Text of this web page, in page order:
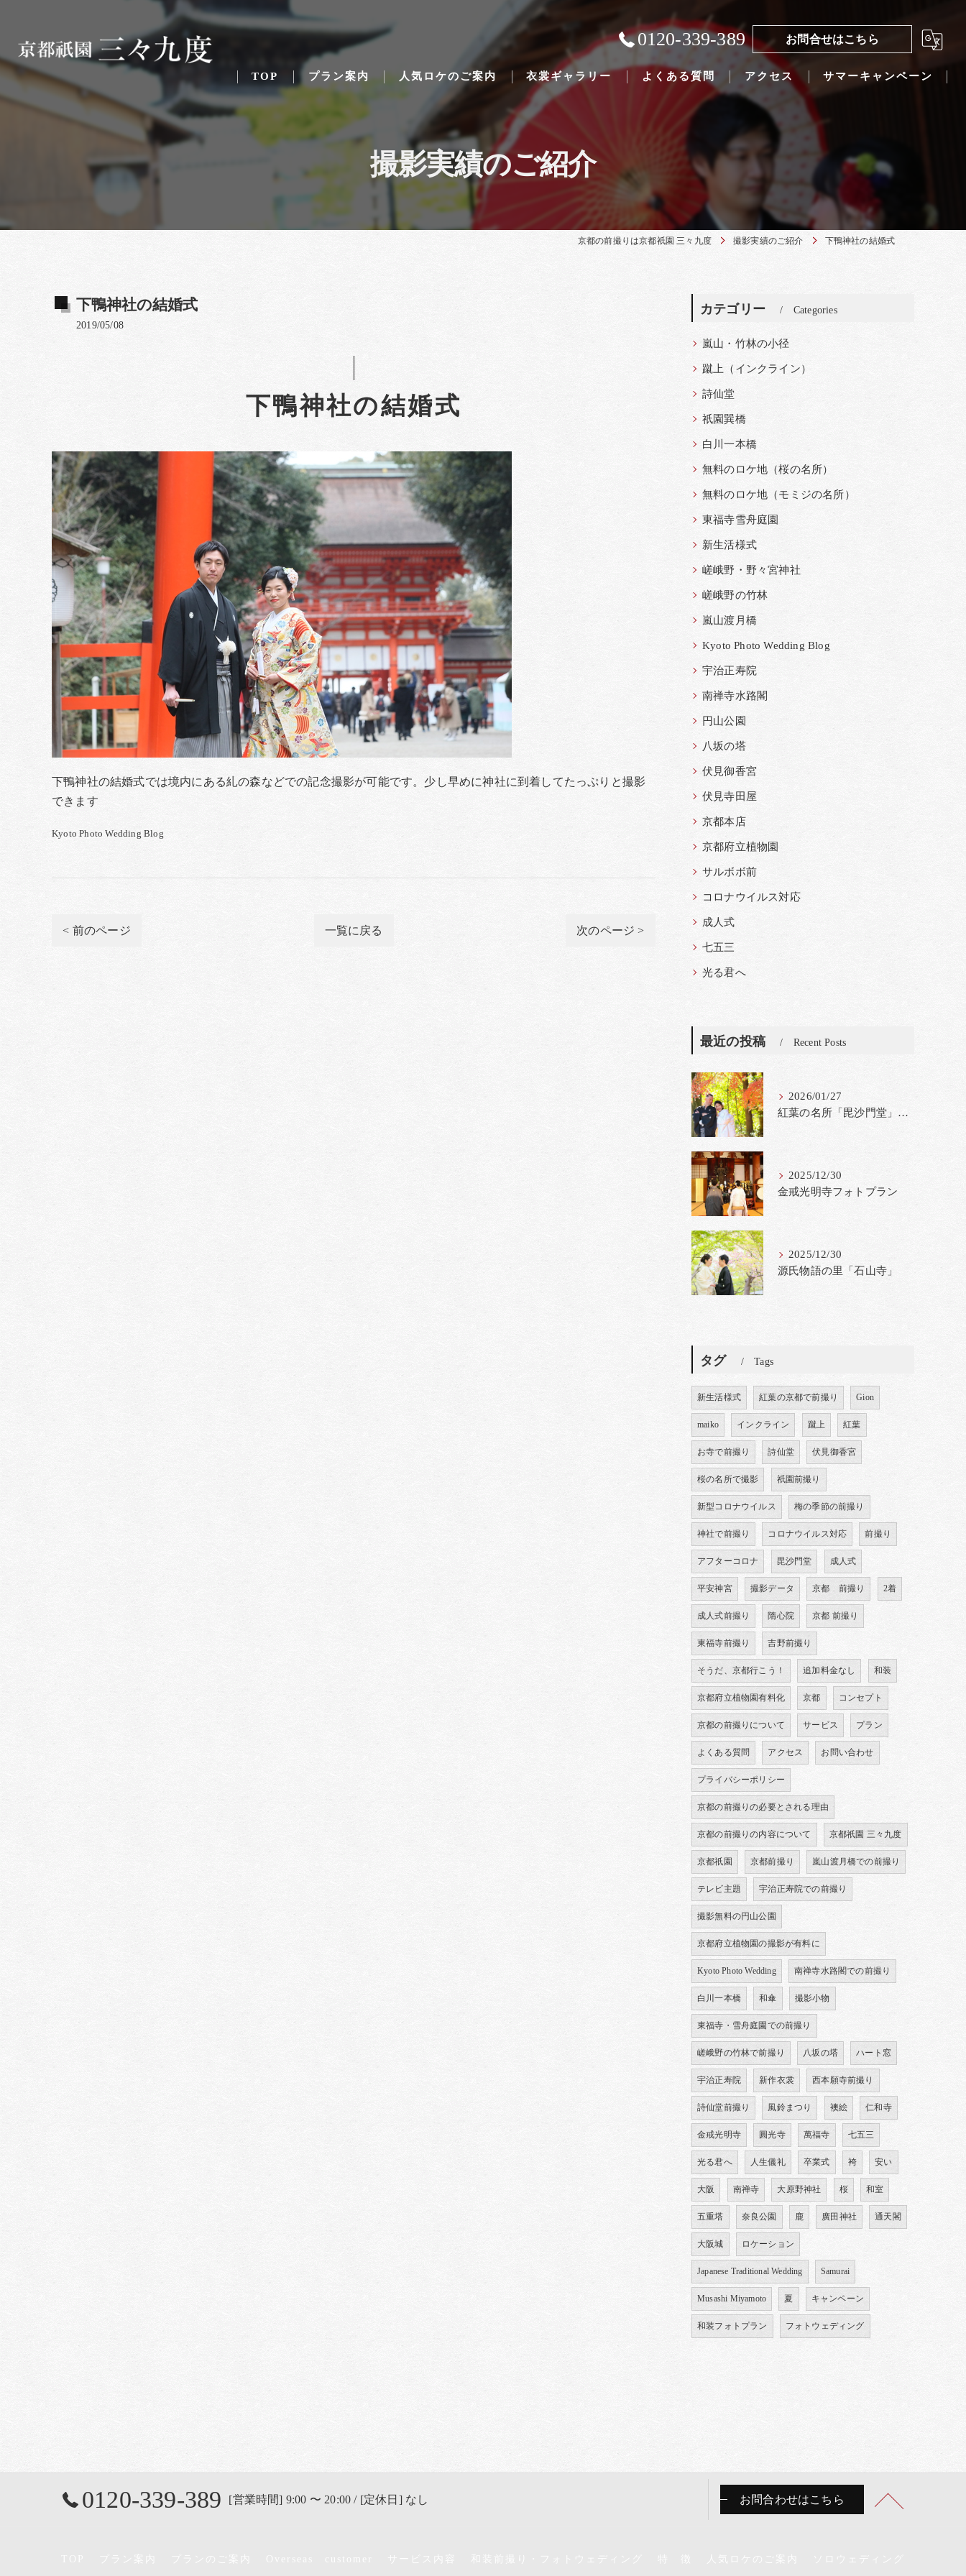
0120-339-389 お問合せはこちら
TOP プラン案内
Traditional Japanese weddings
人気ロケのご案内 衣裳ギャラリー よくある質問 アクセス サマーキャンペーン
撮影実績のご紹介
京都の前撮りは京都祇園 三々九度 撮影実績のご紹介 下鴨神社の結婚式
下鴨神社の結婚式
2019/05/08
下鴨神社の結婚式
下鴨神社の結婚式では境内にある糺の森などでの記念撮影が可能です。少し早めに神社に到着してたっぷりと撮影
できます
Kyoto Photo Wedding Blog
< 前のページ 一覧に戻る 次のページ >
カテゴリー Categories
嵐山・竹林の小径
蹴上（インクライン）
詩仙堂
祇園巽橋
白川一本橋
無料のロケ地（桜の名所）
無料のロケ地（モミジの名所）
東福寺雪舟庭園
新生活様式
嵯峨野・野々宮神社
嵯峨野の竹林
嵐山渡月橋
Kyoto Photo Wedding Blog
宇治正寿院
南禅寺水路閣
円山公園
八坂の塔
伏見御香宮
伏見寺田屋
京都本店
京都府立植物園
サルボボ前
コロナウイルス対応
成人式
七五三
光る君へ
最近の投稿 Recent Posts
2026/01/27
紅葉の名所「毘沙門堂」撮影料金改定
2025/12/30
金戒光明寺フォトプラン
2025/12/30
源氏物語の里「石山寺」
タグ Tags
新生活様式 紅葉の京都で前撮り Gion
maiko インクライン 蹴上 紅葉
お寺で前撮り 詩仙堂 伏見御香宮
桜の名所で撮影 祇園前撮り
新型コロナウイルス 梅の季節の前撮り
神社で前撮り コロナウイルス対応 前撮り
アフターコロナ 毘沙門堂 成人式
平安神宮 撮影データ 京都 前撮り 2着
成人式前撮り 隋心院 京都 前撮り
東福寺前撮り 吉野前撮り
そうだ、京都行こう！ 追加料金なし 和装
京都府立植物園有料化 京都 コンセプト
京都の前撮りについて サービス プラン
よくある質問 アクセス お問い合わせ
プライバシーポリシー
京都の前撮りの必要とされる理由
京都の前撮りの内容について 京都祇園 三々九度
京都祇園 京都前撮り 嵐山渡月橋での前撮り
テレビ主題 宇治正寿院での前撮り
撮影無料の円山公園
京都府立植物園の撮影が有料に
Kyoto Photo Wedding 南禅寺水路閣での前撮り
白川一本橋 和傘 撮影小物
東福寺・雪舟庭園での前撮り
嵯峨野の竹林で前撮り 八坂の塔 ハート窓
宇治正寿院 新作衣裳 西本願寺前撮り
詩仙堂前撮り 風鈴まつり 襖絵 仁和寺
金戒光明寺 圓光寺 萬福寺 七五三
光る君へ 人生儀礼 卒業式 袴 安い
大阪 南禅寺 大原野神社 桜 和室
五重塔 奈良公園 鹿 廣田神社 通天閣
大阪城 ロケーション
Japanese Traditional Wedding Samurai
Musashi Miyamoto 夏 キャンペーン
和装フォトプラン フォトウェディング
0120-339-389 [営業時間] 9:00 〜 20:00 / [定休日] なし お問合わせはこちら